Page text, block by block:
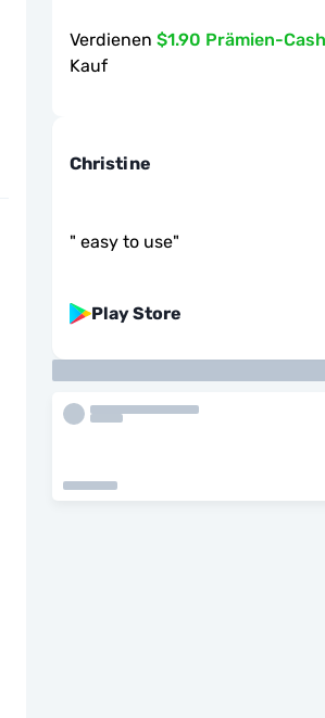
Verdienen $1.90 Prämien-
Kauf
Christine
" easy to use"
Play Store